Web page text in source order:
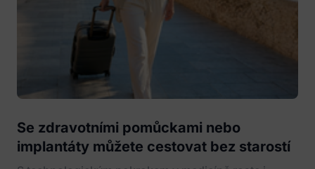
Se zdravotními pomůckami nebo
implantáty můžete cestovat bez starostí